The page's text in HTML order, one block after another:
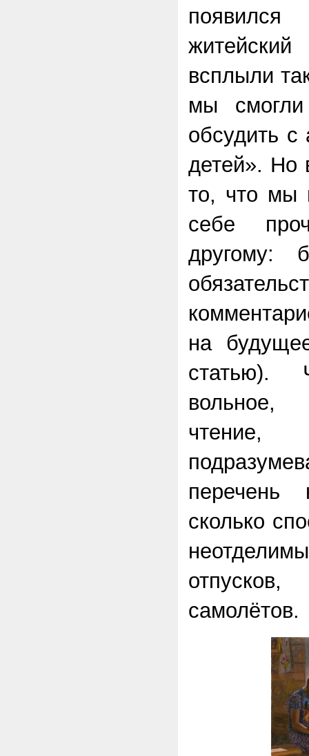
всплыли
мы
обсудить
детей». Но
то, что мы
себе
другому:
на
вольное,
перечень
сколько
самолётов.